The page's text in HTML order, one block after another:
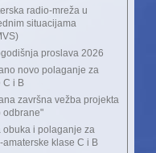
radio-mreža u
situacijama
proslava 2026
novo polaganje za
C i B
završna vežba projekta
odbrane"
obuka i polaganje za
amaterske klase C i B